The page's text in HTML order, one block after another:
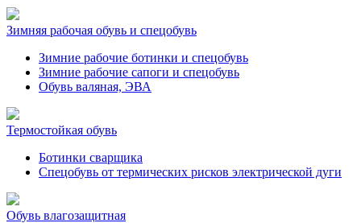
Зимняя рабочая обувь и спецобувь
Зимние рабочие ботинки и спецобувь
Зимние рабочие сапоги и спецобувь
Обувь валяная, ЭВА
Термостойкая обувь
Ботинки сварщика
Спецобувь от термических рисков электрической дуги
Обувь влагозащитная